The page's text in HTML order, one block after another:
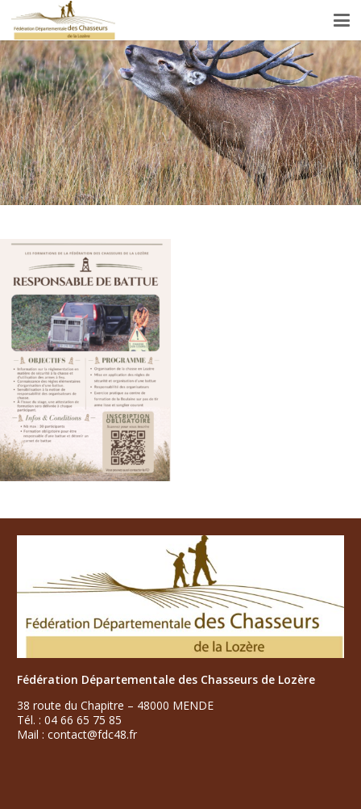
Fédération Départementale des Chasseurs de Lozère
38 route du Chapitre – 48000 MENDE
Tél. : 04 66 65 75 85
Mail : contact@fdc48.fr